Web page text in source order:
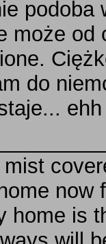
podoba
może od
do
now
home is